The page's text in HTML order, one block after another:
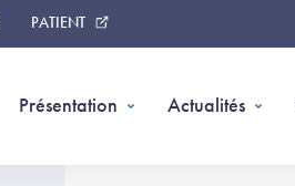
PATIENT
Présentation Actualités